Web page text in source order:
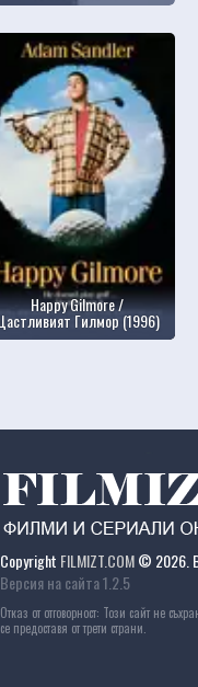
Happy Gilmore /
Гилмор (1996)
Copyright FILMIZT.COM© 2026.
Версия на сайта 1.2.5
Отказ от отговорност: Този сайт не
се предоставя от трети страни.